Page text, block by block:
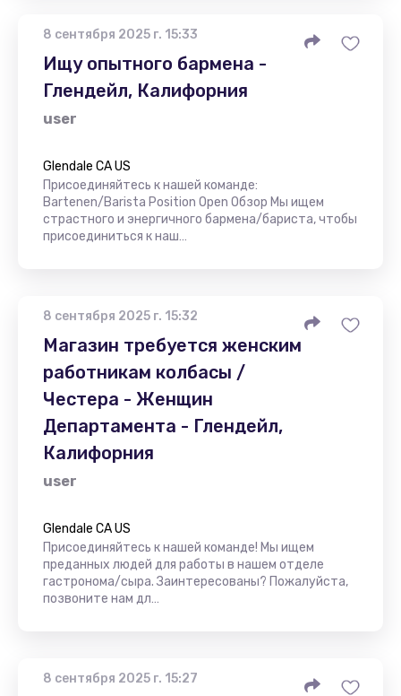
8 сентября 2025 г. 15:33
Ищу опытного бармена -
Глендейл, Калифорния
user
Glendale CA US
Присоединяйтесь к нашей команде:
Bartenen/Barista Position Open Обзор Мы ищем
страстного и энергичного бармена/бариста, чтобы
присоединиться к наш…
8 сентября 2025 г. 15:32
Магазин требуется женским
работникам колбасы /
Честера - Женщин
Департамента - Глендейл,
Калифорния
user
Glendale CA US
Присоединяйтесь к нашей команде! Мы ищем
преданных людей для работы в нашем отделе
гастронома/сыра. Заинтересованы? Пожалуйста,
позвоните нам дл…
8 сентября 2025 г. 15:27